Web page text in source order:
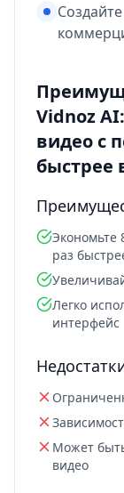
Vidnoz
видео с
быстрее
Экономьте
раз
Легко
интерфейс
Может
видео